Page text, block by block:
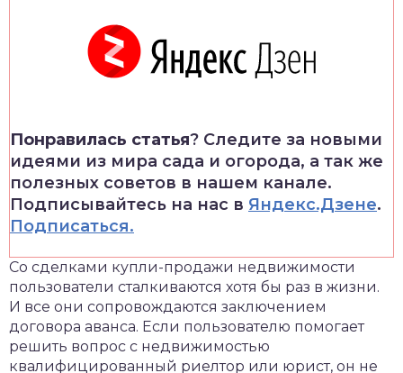
Понравилась статья? Следите за новыми
идеями из мира сада и огорода, а так же
полезных советов в нашем канале.
Подписывайтесь на нас в Яндекс.Дзене.
Подписаться.
Со сделками купли-продажи недвижимости
пользователи сталкиваются хотя бы раз в жизни.
И все они сопровождаются заключением
договора аванса. Если пользователю помогает
решить вопрос с недвижимостью
квалифицированный риелтор или юрист, он не